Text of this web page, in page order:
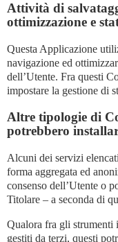
Attività di
ottimizzazione e
Questa Applicazione
navigazione ed
dell’Utente. Fra questi
impostare la gestione di
Altre tipologie di
potrebbero
Alcuni dei servizi
forma aggregata ed
consenso dell’Utente o
Titolare – a seconda di
Qualora fra gli strumenti
gestiti da terzi, questi